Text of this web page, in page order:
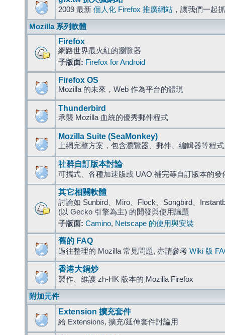
2009 最新 個人化 Firefox 推廣網站 ，讓我們一起
Mozilla 系列軟體
Firefox
網路世界最火紅的瀏覽器
子版面: Firefox for Android
Firefox OS
Mozilla 的未來，Web 作為平台的體現
Thunderbird
承襲 Mozilla 血統的優秀郵件程式
Mozilla Suite (SeaMonkey)
上網完整方案，包含瀏覽器、郵件、編輯器等程
社群自訂版本討論
可攜式、各種加速版或 UAO 補完等自訂版本的發
其它相關軟體
討論如 Sunbird、Miro、Flock、Songbird、
(以 Gecko 引擎為主) 的開發與使用議題
子版面: Camino, Netscape 的使用與安裝
舊的 FAQ
過往整理的 Mozilla 常見問題, 亦請參考 Wiki 版
香港大鍋炒
製作、維護 zh-HK 版本的 Mozilla Firefox
附加元件
Extension 擴充套件
給 Extensions, 擴充/延伸套件討論用